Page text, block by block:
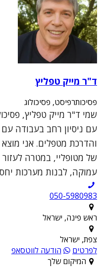
ד"ר מייק טפליץ
פסיכותרפיסט, פסיכולוג
שמי ד"ר מייק טפליץ,
עם ניסיון רחב בעבודה
והדרכת מטפלים. אני מוצא
של מטופליי, במטרה
עמוקה, לבנות מערכות
050-5980983
ראש פינה, ישראל
צפת, ישראל
לפרטים
הודעה לווטסאפ
המיקום שלך